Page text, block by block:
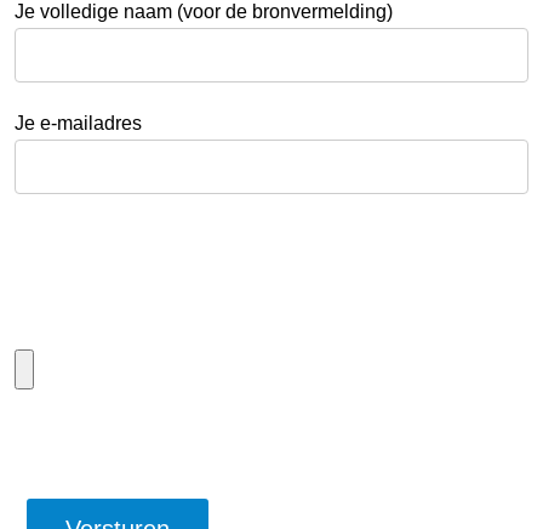
Je volledige naam (voor de bronvermelding)
Je e-mailadres